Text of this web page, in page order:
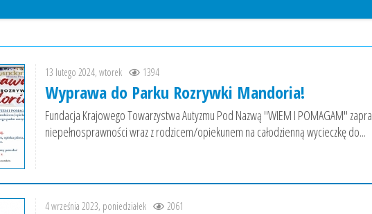
13 lutego 2024, wtorek 1394
Wyprawa do Parku Rozrywki Mandoria!
Fundacja Krajowego Towarzystwa Autyzmu Pod Nazwą "WIEM I POMAGAM"
niepełnosprawności wraz z rodzicem/opiekunem na całodzienną wycieczkę do...
4 września 2023, poniedziałek 2061